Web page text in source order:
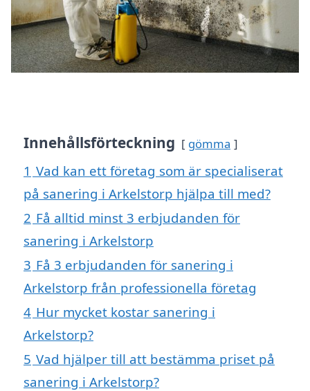
Innehållsförteckning gömma
1 Vad kan ett företag som är specialiserat
på sanering i Arkelstorp hjälpa till med?
2 Få alltid minst 3 erbjudanden för
sanering i Arkelstorp
3 Få 3 erbjudanden för sanering i
Arkelstorp från professionella företag
4 Hur mycket kostar sanering i
Arkelstorp?
5 Vad hjälper till att bestämma priset på
sanering i Arkelstorp?